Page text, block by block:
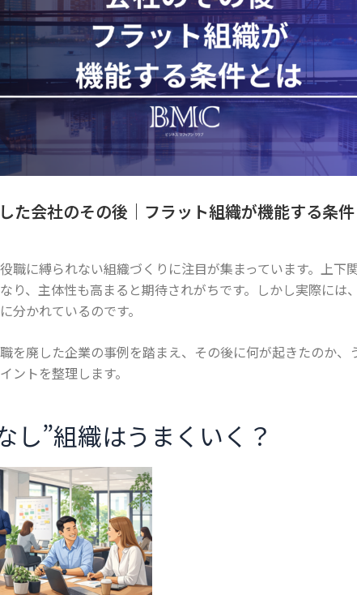
た会社のその後｜フラット組織が機能する条
職に縛られない組織づくりに注目が集まっています。上下
り、主体性も高まると期待されがちです。しかし実際には
分かれているのです。
を廃した企業の事例を踏まえ、その後に何が起きたのか、
ントを整理します。
し”組織はうまくいく？